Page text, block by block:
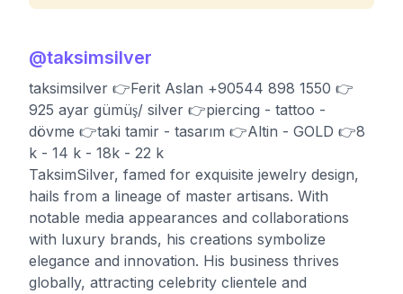
@taksimsilver
taksimsilver 👉Ferit Aslan +90544 898 1550 👉
925 ayar gümüş/ silver 👉piercing - tattoo -
dövme 👉taki tamir - tasarım 👉Altin - GOLD 👉8
k - 14 k - 18k - 22 k
TaksimSilver, famed for exquisite jewelry design,
hails from a lineage of master artisans. With
notable media appearances and collaborations
with luxury brands, his creations symbolize
elegance and innovation. His business thrives
globally, attracting celebrity clientele and